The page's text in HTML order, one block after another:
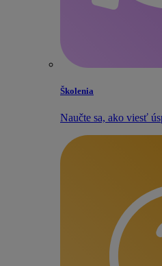
Školenia
Naučte sa, ako viesť